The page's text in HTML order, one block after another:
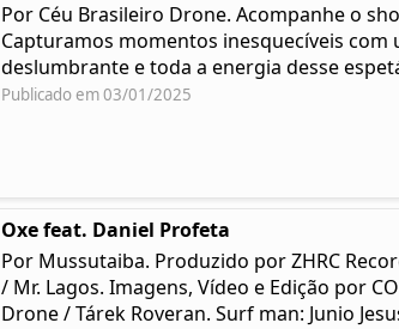
Por Céu Brasileiro Drone. Acompanhe o
Capturamos momentos inesquecíveis
deslumbrante e toda a energia desse
Publicado em 03/01/2025
Oxe feat. Daniel Profeta
Por Mussutaiba. Produzido por ZHRC
/ Mr. Lagos. Imagens, Vídeo e Edição por
Drone / Tárek Roveran. Surf man: Junio